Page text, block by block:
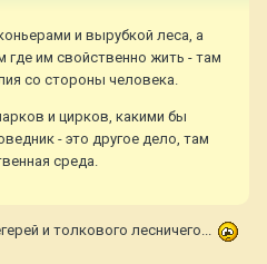
и вырубкой леса, а
им свойственно жить - там
со стороны человека.
и цирков, какими бы
- это другое дело, там
среда.
и толкового лесничего...